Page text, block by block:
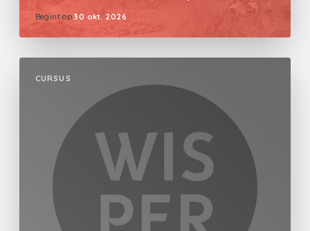
Begint op 30 okt. 2026
CURSUS